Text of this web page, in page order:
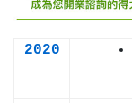
2020